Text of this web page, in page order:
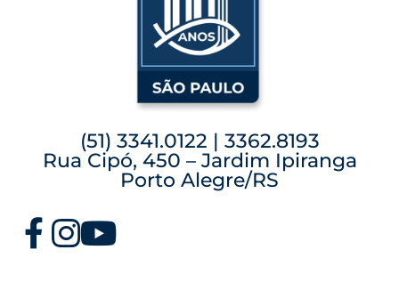
(51) 3341.0122 | 3362.8193
Rua Cipó, 450 – Jardim Ipiranga
Porto Alegre/RS